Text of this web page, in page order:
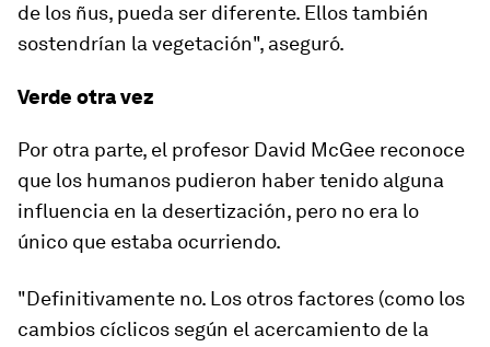
de los ñus, pueda ser diferente. Ellos también
sostendrían la vegetación", aseguró.
Verde otra vez
Por otra parte, el profesor David McGee reconoce
que los humanos pudieron haber tenido alguna
influencia en la desertización, pero no era lo
único que estaba ocurriendo.
"Definitivamente no. Los otros factores (como los
cambios cíclicos según el acercamiento de la